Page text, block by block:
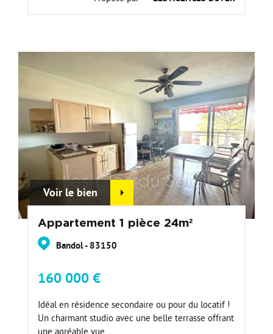
Voir le bien
Appartement 1 pièce 24m²
Bandol - 83150
160 000 €
Idéal en résidence secondaire ou pour du locatif !
Un charmant studio avec une belle terrasse offrant
une agréable vue...